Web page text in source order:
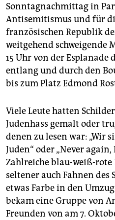
genossenschaft
epaper login
Sonntagnachmittag in
Antisemitismus und für
französischen Republik
weitgehend schweigende
15 Uhr von der Esplanade
entlang und durch den
bis zum Platz Edmond
Viele Leute hatten
Judenhass gemalt oder
denen zu lesen war: „Wir
Juden“ oder „Never again,
Zahlreiche blau-weiß-
seltener auch Fahnen des
etwas Farbe in den
bekam eine Gruppe von
Freunden von am 7.